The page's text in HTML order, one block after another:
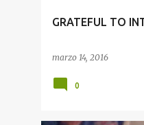
GRATEFUL TO
marzo 14, 2016
0